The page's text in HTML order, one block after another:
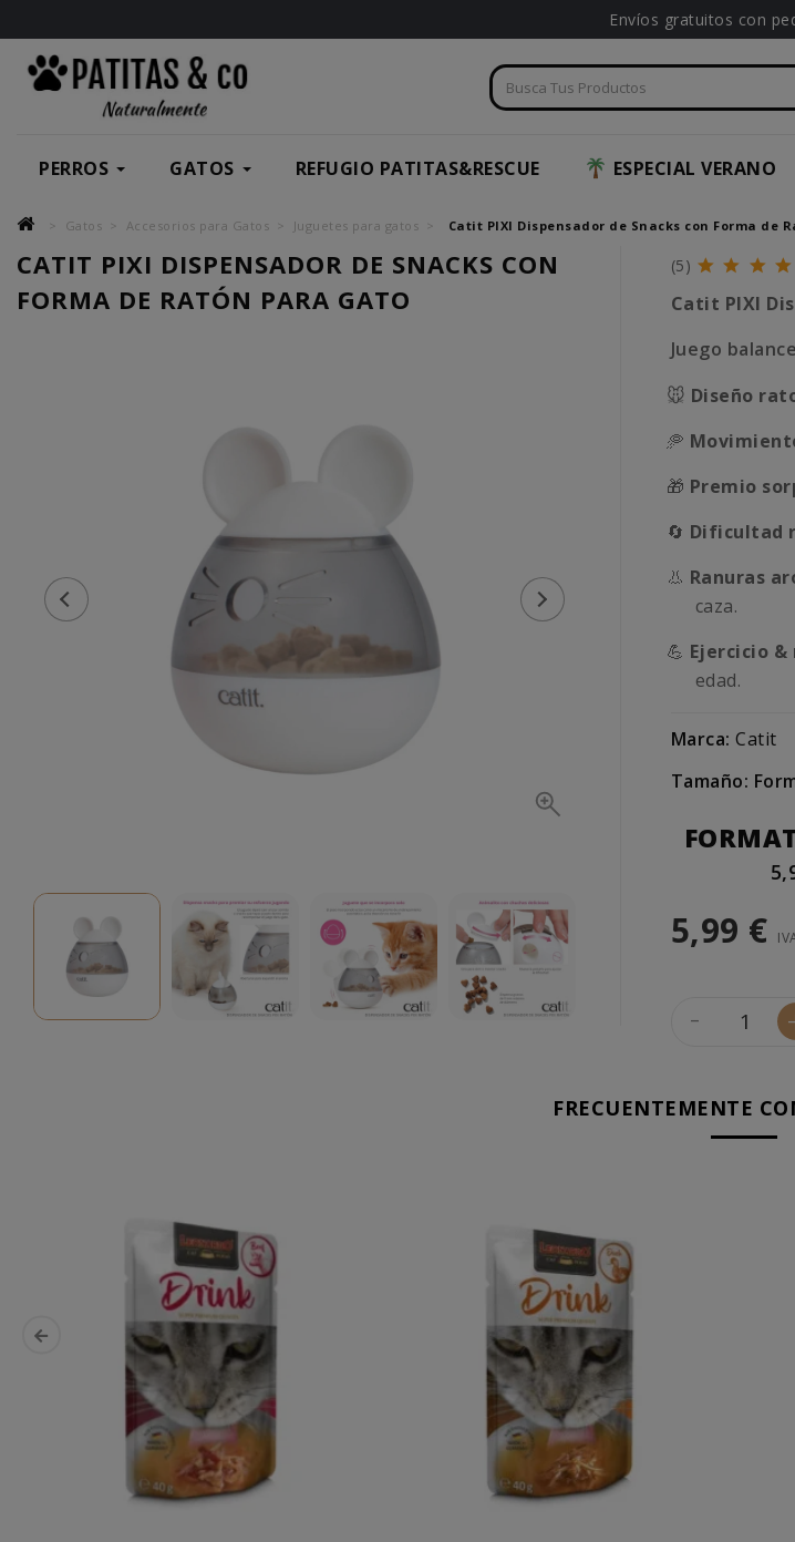
Envíos gratuitos con
PERROS GATOS REFUGIO PATITAS&RESCUE ESPECIAL VERANO
Gatos Accesorios para Gatos Juguetes para gatos Catit PIXI Dispensador de Snacks con Forma de
CATIT PIXI DISPENSADOR DE SNACKS CON
FORMA DE RATÓN PARA GATO
(5)
Catit PIXI
Juego
🐭 Diseño
🥏
🎁 Premio
🔄 Dificultad
👃 Ranuras
caza.
💪 Ejercicio
edad.
Marca: Catit
Tamaño:
5,99 €
-
FRECUENTEMENTE